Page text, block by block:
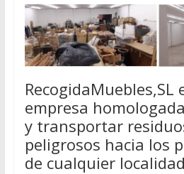
RecogidaMuebles,SL
empresa
y transportar
peligrosos hacia los
de cualquier